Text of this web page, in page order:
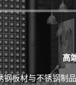
高
板材与不锈钢制